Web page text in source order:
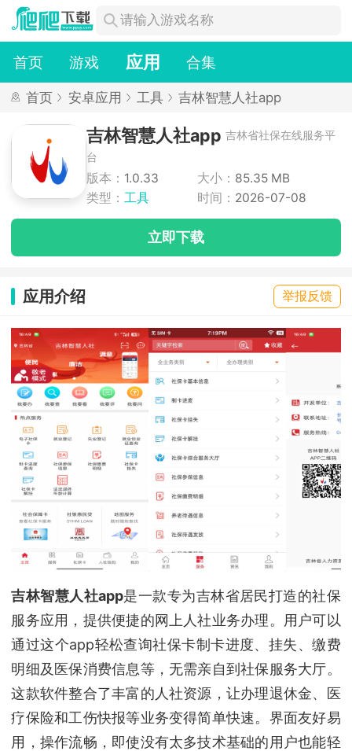
首页 游戏 应用 合集
首页 安卓应用 工具 吉林智慧人社app
吉林智慧人社app 吉林省社保在线服务平
台
版本： 1.0.33 大小： 85.35 MB
类型： 工具 时间： 2026-07-08
立即下载
应用介绍 举报反馈
吉林智慧人社app是一款专为吉林省居民打造的社保
服务应用，提供便捷的网上人社业务办理。用户可以
通过这个app轻松查询社保卡制卡进度、挂失、缴费
明细及医保消费信息等，无需亲自到社保服务大厅。
这款软件整合了丰富的人社资源，让办理退休金、医
疗保险和工伤快报等业务变得简单快速。界面友好易
用，操作流畅，即使没有太多技术基础的用户也能轻